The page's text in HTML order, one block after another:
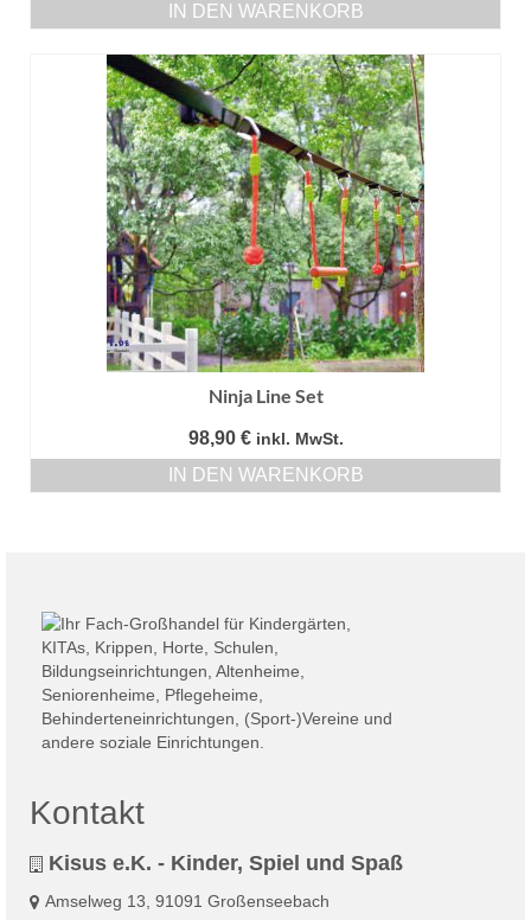
IN DEN WARENKORB
Ninja Line Set
98,90 € inkl. MwSt.
IN DEN WARENKORB
Kontakt
Kisus e.K. - Kinder, Spiel und Spaß
Amselweg 13, 91091 Großenseebach